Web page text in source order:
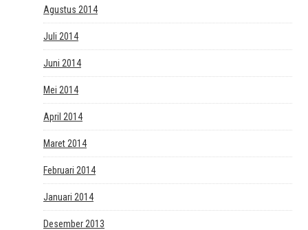
Agustus 2014
Juli 2014
Juni 2014
Mei 2014
April 2014
Maret 2014
Februari 2014
Januari 2014
Desember 2013